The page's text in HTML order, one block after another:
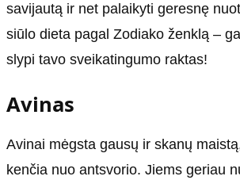
savijautą ir net palaikyti geresnę
siūlo dieta pagal Zodiako ženklą –
slypi tavo sveikatingumo raktas!
Avinas
Avinai mėgsta gausų ir skanų
kenčia nuo antsvorio. Jiems geriau